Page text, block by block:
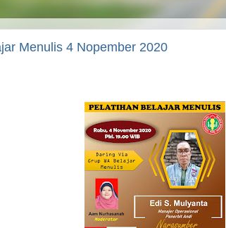
Menulis 4 Nopember 2020